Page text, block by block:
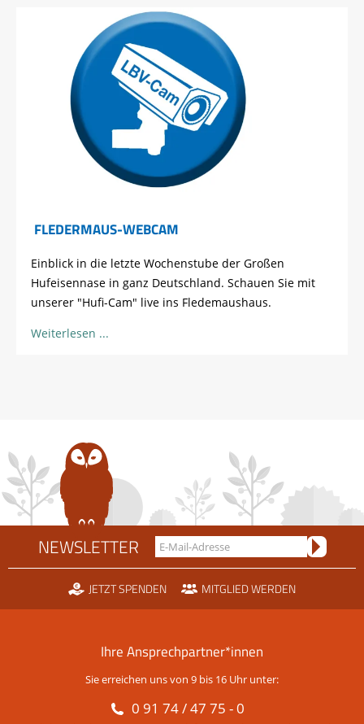
FLEDERMAUS-WEBCAM
Einblick in die letzte Wochenstube der Großen
Hufeisennase in ganz Deutschland. Schauen Sie mit
unserer "Hufi-Cam" live ins Fledemaushaus.
Weiterlesen
NEWSLETTER
JETZT SPENDEN MITGLIED WERDEN
Ihre Ansprechpartner*innen
Sie erreichen uns von 9 bis 16 Uhr unter:
0 91 74 / 47 75 - 0